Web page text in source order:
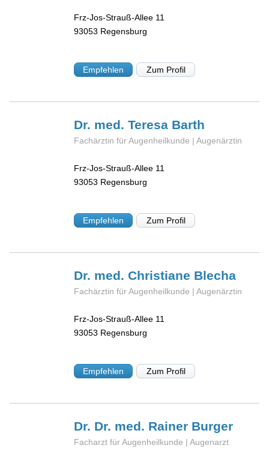
Frz-Jos-Strauß-Allee 11
93053 Regensburg
Empfehlen Zum Profil
Dr. med. Teresa Barth
Fachärztin für Augenheilkunde | Augenärztin
Frz-Jos-Strauß-Allee 11
93053 Regensburg
Empfehlen Zum Profil
Dr. med. Christiane Blecha
Fachärztin für Augenheilkunde | Augenärztin
Frz-Jos-Strauß-Allee 11
93053 Regensburg
Empfehlen Zum Profil
Dr. Dr. med. Rainer Burger
Facharzt für Augenheilkunde | Augenarzt